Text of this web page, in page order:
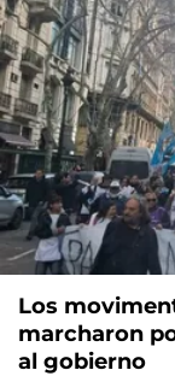
Los
marcharon
al gobierno